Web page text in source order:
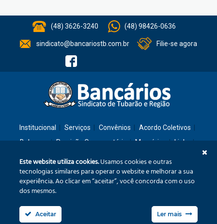
(48) 3626-3240 (48) 98426-0636
sindicato@bancariostb.com.br Filie-se agora
Institucional Serviços Convênios
Acordo Coletivos
Balanços
Previsão Orçamentária Memórias
Links
Rua: São José, 36 – Ed. Cláudia – Térreo – Tubarão/SC – CEP: 88701-260
Fone/Fax: (48) 3626-3240 sindicato@bancariostb.com.br
Este website utiliza cookies.Usamos cookies e outras
tecnologias similares para operar o website e melhorar a sua
experiência. Ao clicar em “aceitar”, você concorda com o uso
dos mesmos.
Aceitar Ler mais